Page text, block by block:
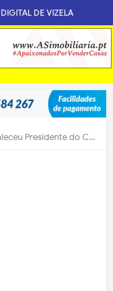
DIGITAL DE VIZELA
Presidente do Conselho Fiscal do Moreirense